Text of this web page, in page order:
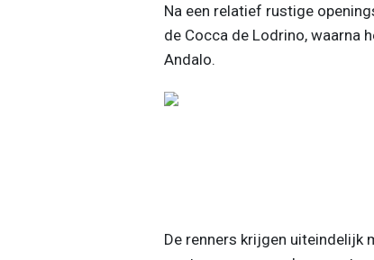
Na een relatief rustige
de Cocca de Lodrino, waarna
Andalo.
De renners krijgen uiteindelijk